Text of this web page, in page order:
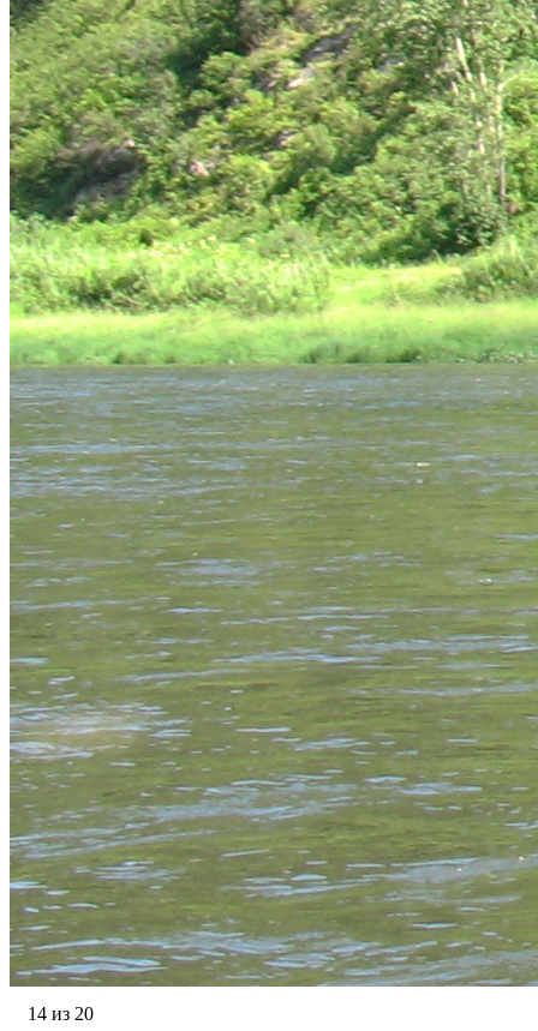
14 из 20